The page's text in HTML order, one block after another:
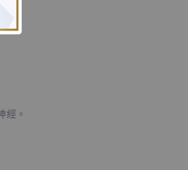
經。